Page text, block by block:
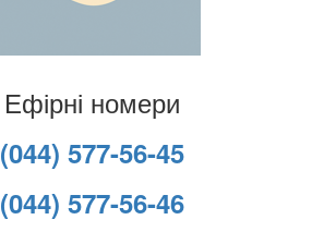
Ефірні номери
(044) 577-56-45
(044) 577-56-46